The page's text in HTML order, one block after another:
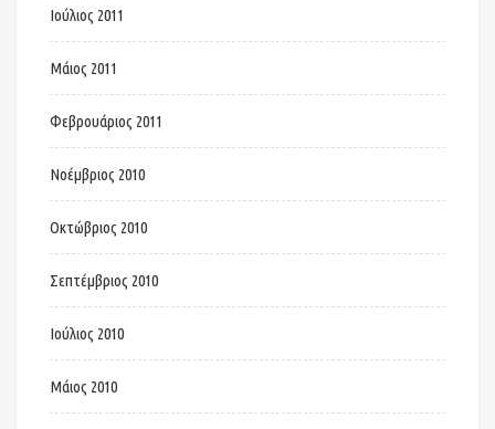
Ιούλιος 2011
Μάιος 2011
Φεβρουάριος 2011
Νοέμβριος 2010
Οκτώβριος 2010
Σεπτέμβριος 2010
Ιούλιος 2010
Μάιος 2010